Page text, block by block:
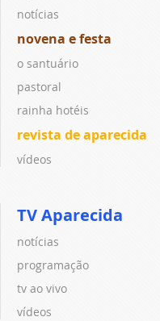
notícias
novena e festa
o santuário
pastoral
rainha hotéis
revista de aparecida
vídeos
TV Aparecida
notícias
programação
tv ao vivo
vídeos